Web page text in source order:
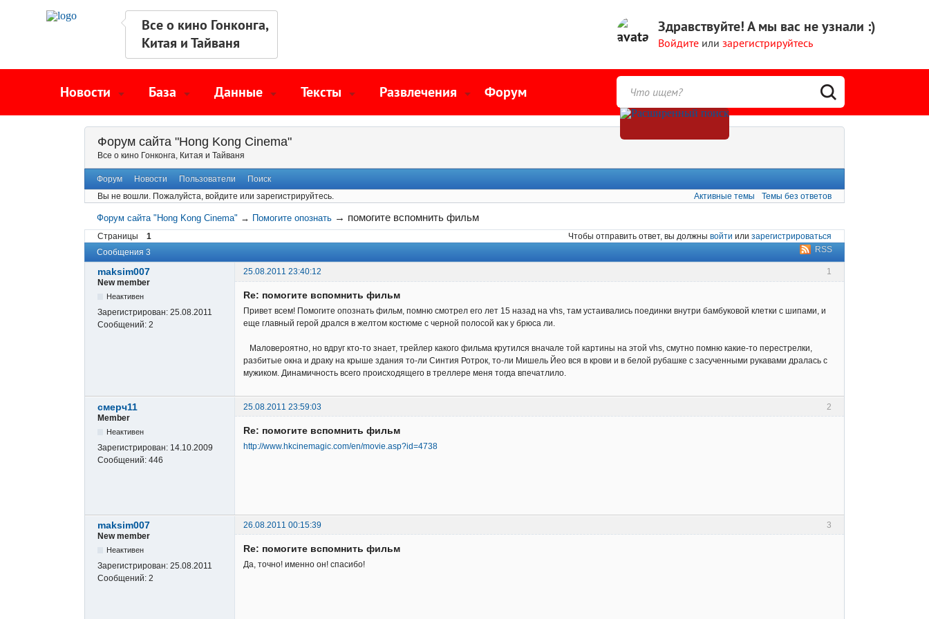
Все о кино Гонконга,
Китая и Тайваня
Здравствуйте!А мы вас не узнали :)
Войдите или зарегистрируйтесь
Новости База Данные Тексты Развлечения Форум
Форум сайта "Hong Kong Cinema"
Все о кино Гонконга, Китая и Тайваня
Форум Новости Пользователи
Поиск
Вы не вошли. Пожалуйста, войдите или зарегистрируйтесь. Активные темы Темы без ответов
Форум сайта "Hong Kong Cinema" → Помогите опознать → помогите вспомнить фильм
Страницы 1 Чтобы отправить ответ, вы должны войти или зарегистрироваться
RSS
Сообщения 3
1
maksim007
25.08.2011 23:40:12
New member
Неактивен
Зарегистрирован: 25.08.2011
Сообщений: 2
Re: помогите вспомнить фильм
Привет всем! Помогите опознать фильм, помню смотрел его лет 15 назад на vhs, там устаивались поединки внутри бамбуковой клетки с шипами, и
еще главный герой дрался в желтом костюме с черной полосой как у брюса ли.
Маловероятно, но вдруг кто-то знает, трейлер какого фильма крутился вначале той картины на этой vhs, смутно помню какие-то перестрелки,
разбитые окна и драку на крыше здания то-ли Синтия Ротрок, то-ли Мишель Йео вся в крови и в белой рубашке с засученными рукавами дралась с
мужиком. Динамичность всего происходящего в треллере меня тогда впечатлило.
2
смерч11
25.08.2011 23:59:03
Member
Неактивен
Зарегистрирован: 14.10.2009
Сообщений: 446
Re: помогите вспомнить фильм
http://www.hkcinemagic.com/en/movie.asp?id=4738
3
maksim007
26.08.2011 00:15:39
New member
Неактивен
Зарегистрирован: 25.08.2011
Сообщений: 2
Re: помогите вспомнить фильм
Да, точно! именно он! спасибо!